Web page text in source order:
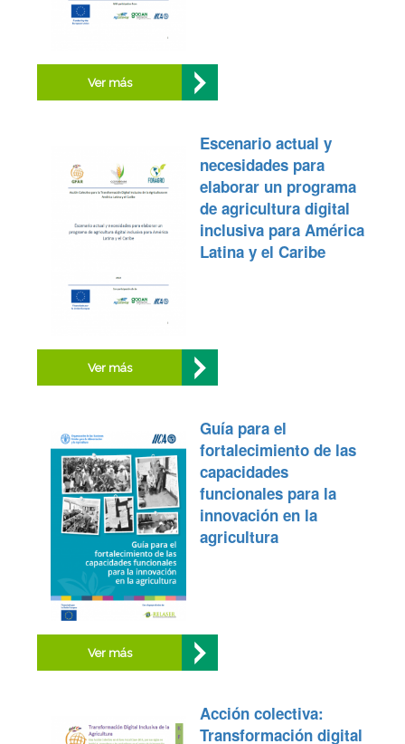
Ver más
Escenario actual y
necesidades para
elaborar un programa
de agricultura digital
inclusiva para América
Latina y el Caribe
Ver más
Guía para el
fortalecimiento de las
capacidades
funcionales para la
innovación en la
agricultura
Ver más
Acción colectiva:
Transformación digital